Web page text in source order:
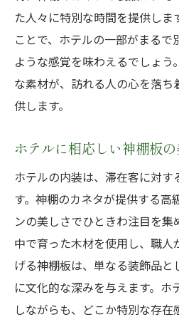
た人々に特別な時間を提供しま
ことで、ホテルの一部がまる
ような感覚を味わえるでしょ
な素材が、訪れる人の心を落ち
供します。
ホテルに相応しい神棚板
ホテルの内装は、滞在客に対す
す。神棚のカネタが提供する高
ンの美しさでひときわ注目を集
中で育った木材を使用し、職
げる神棚板は、単なる装飾品
に文化的な深みを与えます。ホ
しながらも、どこか特別な存在